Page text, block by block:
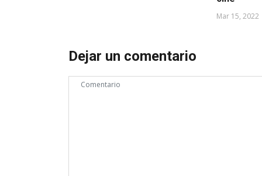
Mar 15, 2022
Dejar un comentario